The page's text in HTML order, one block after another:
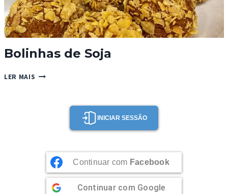
Bolinhas de Soja
LER MAIS BOLINHAS
INICIAR SESSÃO
Continuar com Facebook
Continuar com Google